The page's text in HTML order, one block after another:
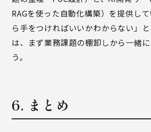
RAGを使った自動化構築）を提供し
ら手をつければいいかわからない」
は、まず業務課題の棚卸しから一緒
う。
6. まとめ